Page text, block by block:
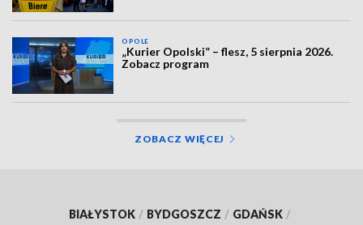
OPOLE
„Kurier Opolski” – flesz, 5 sierpnia 2026.
Zobacz program
ZOBACZ WIĘCEJ
BIAŁYSTOK / BYDGOSZCZ / GDAŃSK /